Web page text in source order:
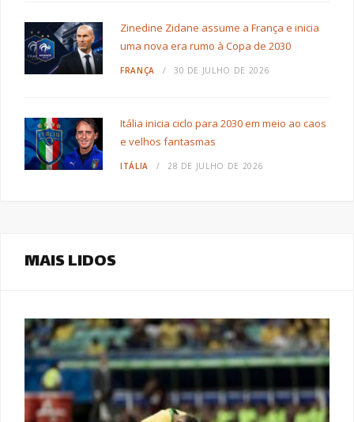
Zinedine Zidane assume a França e inicia
uma nova era rumo à Copa de 2030
FRANÇA 30 DE JULHO DE 2026
Itália inicia ciclo para 2030 em meio ao caos
e velhos fantasmas
ITÁLIA 28 DE JULHO DE 2026
MAIS LIDOS